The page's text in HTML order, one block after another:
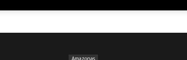
Amazonas